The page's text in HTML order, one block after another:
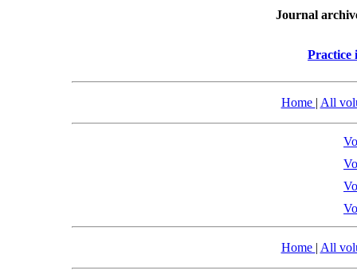
Journal
Practice
Home | All
Home | All